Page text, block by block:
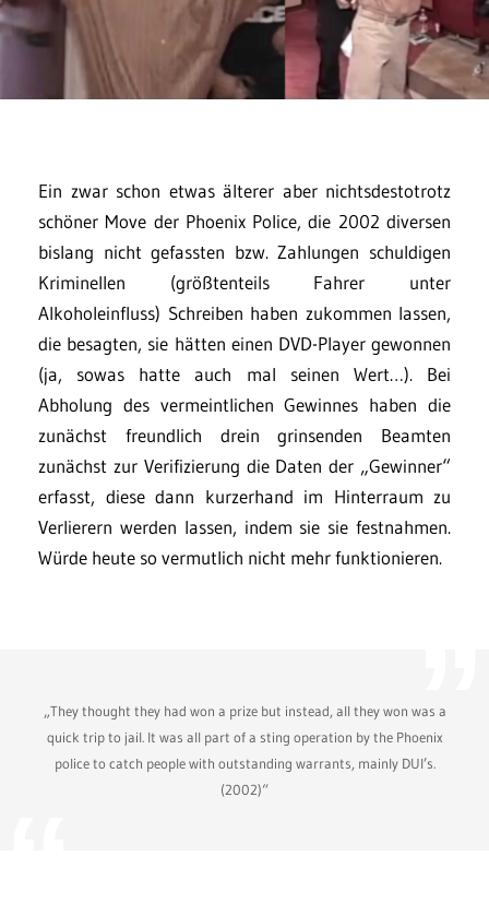
Ein zwar schon etwas älterer aber nichtsdestotrotz
schöner Move der Phoenix Police, die 2002 diversen
bislang nicht gefassten bzw. Zahlungen schuldigen
Kriminellen (größtenteils Fahrer unter
Alkoholeinfluss) Schreiben haben zukommen lassen,
die besagten, sie hätten einen DVD-Player gewonnen
(ja, sowas hatte auch mal seinen Wert…). Bei
Abholung des vermeintlichen Gewinnes haben die
zunächst freundlich drein grinsenden Beamten
zunächst zur Verifizierung die Daten der „Gewinner“
erfasst, diese dann kurzerhand im Hinterraum zu
Verlierern werden lassen, indem sie sie festnahmen.
Würde heute so vermutlich nicht mehr funktionieren.
„They thought they had won a prize but instead, all they won was a
quick trip to jail. It was all part of a sting operation by the Phoenix
police to catch people with outstanding warrants, mainly DUI’s.
(2002)“